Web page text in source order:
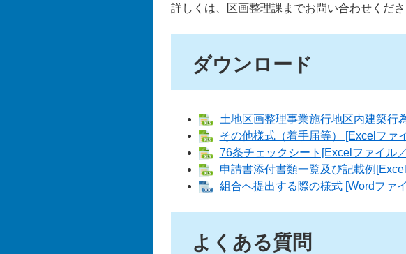
詳しくは、区画整理課までお問い合わせくださ
ダウンロード
土地区画整理事業施行地区内建築行
その他様式（着手届等） [Excelファ
76条チェックシート[Excelファイル
申請書添付書類一覧及び記載例
組合へ提出する際の様式 [Wordファ
よくある質問